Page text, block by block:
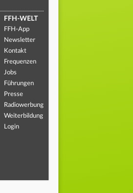
FFH-WELT
FFH-App
Newsletter
Kontakt
Frequenzen
Jobs
Führungen
Presse
Radiowerbung
Weiterbildung
Login